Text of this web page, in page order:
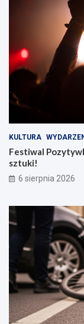
KULTURA
Festiwal
sztuki!
6 sierpnia 2026